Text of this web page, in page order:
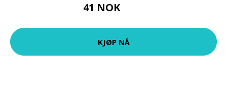
41 NOK
KJØP NÅ